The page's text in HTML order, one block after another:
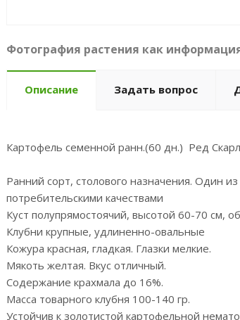
Фотография растения как
Описание Задать вопрос
Картофель семенной ранн.(60 дн.) Ред
Ранний сорт, столового назначения. Один
потребительскими качествами
Куст полупрямостоячий, высотой 60-70 см,
Клубни крупные, удлиненно-овальные
Кожура красная, гладкая. Глазки мелкие.
Мякоть желтая. Вкус отличный.
Содержание крахмала до 16%.
Масса товарного клубня 100-140 гр.
Устойчив к золотистой картофельной